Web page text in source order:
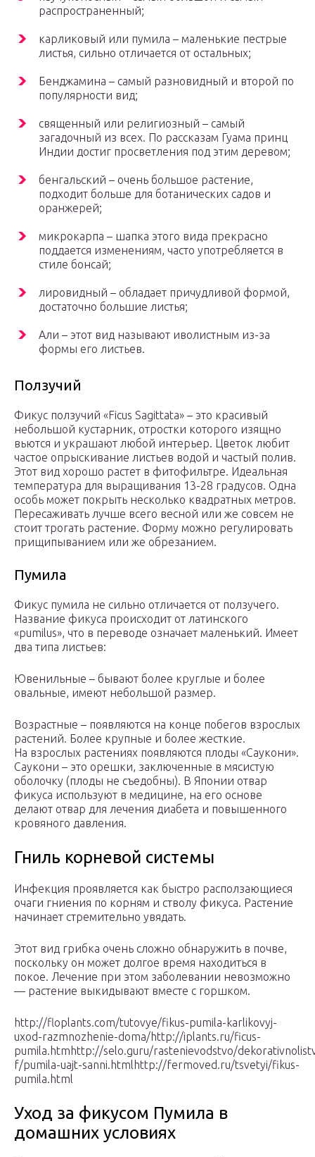
распространенный;
карликовый или пумила – маленькие пестрые
листья, сильно отличается от остальных;
Бенджамина – самый разновидный и второй по
популярности вид;
священный или религиозный – самый
загадочный из всех. По рассказам Гуама принц
Индии достиг просветления под этим деревом;
бенгальский – очень большое растение,
подходит больше для ботанических садов и
оранжерей;
микрокарпа – шапка этого вида прекрасно
поддается изменениям, часто употребляется в
стиле бонсай;
лировидный – обладает причудливой формой,
достаточно большие листья;
Али – этот вид называют иволистным из-за
формы его листьев.
Ползучий
Фикус ползучий «Ficus Sagittata» – это красивый
небольшой кустарник, отростки которого изящно
вьются и украшают любой интерьер. Цветок любит
частое опрыскивание листьев водой и частый полив.
Этот вид хорошо растет в фитофильтре. Идеальная
температура для выращивания 13-28 градусов. Одна
особь может покрыть несколько квадратных метров.
Пересаживать лучше всего весной или же совсем не
стоит трогать растение. Форму можно регулировать
прищипыванием или же обрезанием.
Пумила
Фикус пумила не сильно отличается от ползучего.
Название фикуса происходит от латинского
«pumilus», что в переводе означает маленький. Имеет
два типа листьев:
Ювенильные – бывают более круглые и более
овальные, имеют небольшой размер.
Возрастные – появляются на конце побегов взрослых
растений. Более крупные и более жесткие.
На взрослых растениях появляются плоды «Саукони».
Саукони – это орешки, заключенные в мясистую
оболочку (плоды не съедобны). В Японии отвар
фикуса используют в медицине, на его основе
делают отвар для лечения диабета и повышенного
кровяного давления.
Гниль корневой системы
Инфекция проявляется как быстро расползающиеся
очаги гниения по корням и стволу фикуса. Растение
начинает стремительно увядать.
Этот вид грибка очень сложно обнаружить в почве,
поскольку он может долгое время находиться в
покое. Лечение при этом заболевании невозможно
— растение выкидывают вместе с горшком.
http://floplants.com/tutovye/fikus-pumila-karlikovyj-
uxod-razmnozhenie-doma/http://iplants.ru/ficus-
pumila.htmhttp://selo.guru/rastenievodstvo/
f/pumila-uajt-sanni.htmlhttp://fermoved.ru/tsvetyi/fikus-
pumila.html
Уход за фикусом Пумила в
домашних условиях